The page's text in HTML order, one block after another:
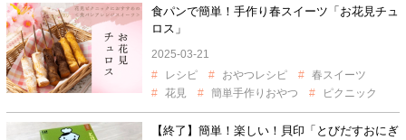
食パンで簡単！手作り春スイーツ「お花見チュ
ロス」
2025-03-21
レシピ
おやつレシピ
春スイーツ
花見
簡単手作りおやつ ピクニック
【終了】簡単！楽しい！貝印「とびだすおにぎ